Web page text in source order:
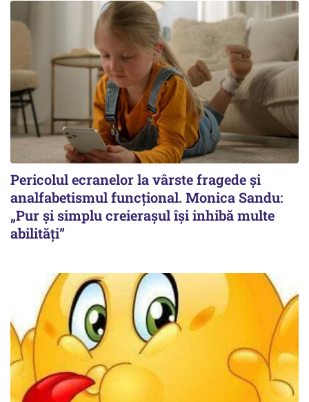
Pericolul ecranelor la vârste fragede și
analfabetismul funcțional. Monica Sandu:
„Pur și simplu creierașul își inhibă multe
abilități”